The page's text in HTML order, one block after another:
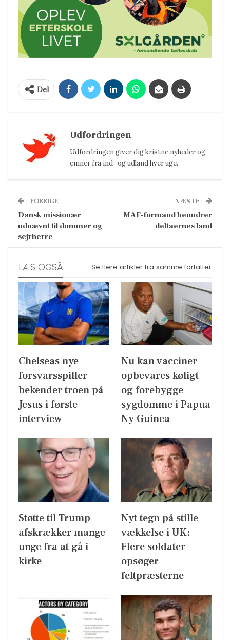
Del
Udfordringen
Udfordringen giver dig kristne nyheder og
emner fra ind- og udland hver uge.
FORRIGE
Dansk missionær
udnævnt til dommer og
sejrherre
NÆSTE
MAF-formand beundrer
deltaernes land
LÆS OGSÅ Se flere artikler fra samme forfatter
Chelseas nye
forsvarsspiller
bekender troen på
Jesus i første
interview
Nu kan vacciner
opbevares køligt
og forebygge
sygdomme i Papua
Ny Guinea
Støtte til Trump
afskrækker mange
unge fra at gå i
kirke
Nyt tegn på stille
vækkelse i UK:
Flere soldater
opsøger
feltpræsterne